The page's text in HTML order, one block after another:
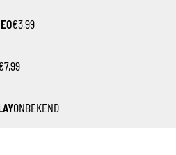
€3,99
ONBEKEND